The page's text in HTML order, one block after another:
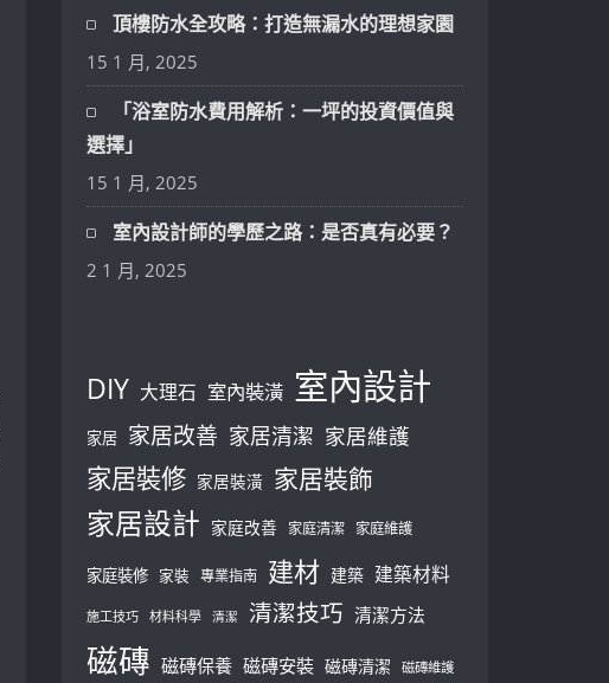
頂樓防水全攻略：打造無漏水的理想家園
15 1 月, 2025
「浴室防水費用解析：一坪的投資價值與
選擇」
15 1 月, 2025
室內設計師的學歷之路：是否真有必要？
2 1 月, 2025
DIY 大理石 室內裝潢 室內設計
家居 家居改善 家居清潔 家居維護
家居裝修 家居裝潢 家居裝飾
家居設計 家庭改善 家庭清潔 家庭維護
家庭裝修 家裝 專業指南 建材 建築 建築材料
施工技巧 材料科學 清潔 清潔技巧 清潔方法
磁磚 磁磚保養 磁磚安裝 磁磚清潔 磁磚維護